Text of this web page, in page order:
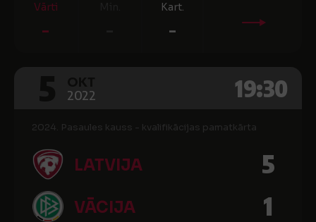
Vārti
-
Kart.
-
2022 19:30
2024. Pasaules kauss - kvalifikācijas pamatkārta
LATVIJA 5
VĀCIJA 1